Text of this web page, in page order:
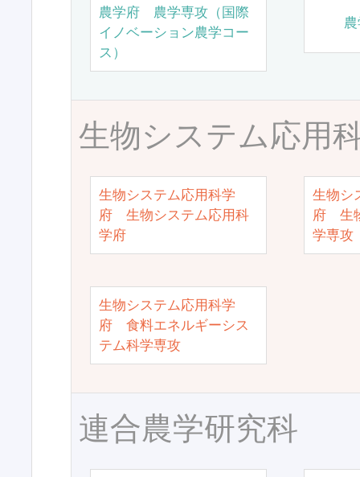
農学府 農学専攻（国際
イノベーション農学コー
ス）
生物システム応用
生物システム応用科学
府 生物システム応用科
学府
生物シ
府 生
学専攻
生物システム応用科学
府 食料エネルギーシス
テム科学専攻
連合農学研究科